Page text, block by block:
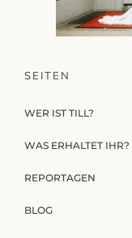
SEITEN
WER IST TILL?
WAS ERHALTET IHR?
REPORTAGEN
BLOG